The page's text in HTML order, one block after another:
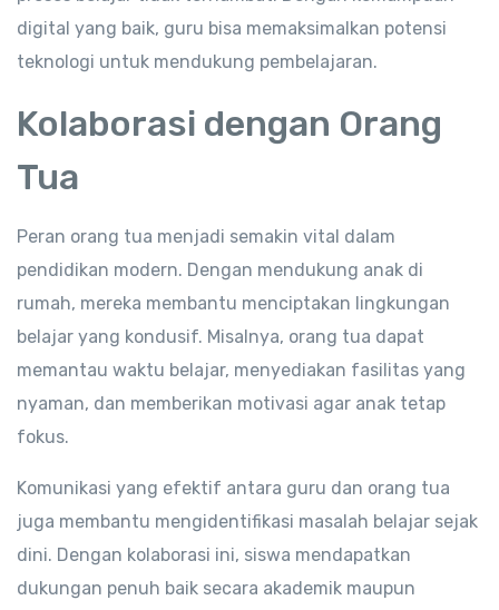
digital yang baik, guru bisa memaksimalkan potensi
teknologi untuk mendukung pembelajaran.
Kolaborasi dengan Orang
Tua
Peran orang tua menjadi semakin vital dalam
pendidikan modern. Dengan mendukung anak di
rumah, mereka membantu menciptakan lingkungan
belajar yang kondusif. Misalnya, orang tua dapat
memantau waktu belajar, menyediakan fasilitas yang
nyaman, dan memberikan motivasi agar anak tetap
fokus.
Komunikasi yang efektif antara guru dan orang tua
juga membantu mengidentifikasi masalah belajar sejak
dini. Dengan kolaborasi ini, siswa mendapatkan
dukungan penuh baik secara akademik maupun